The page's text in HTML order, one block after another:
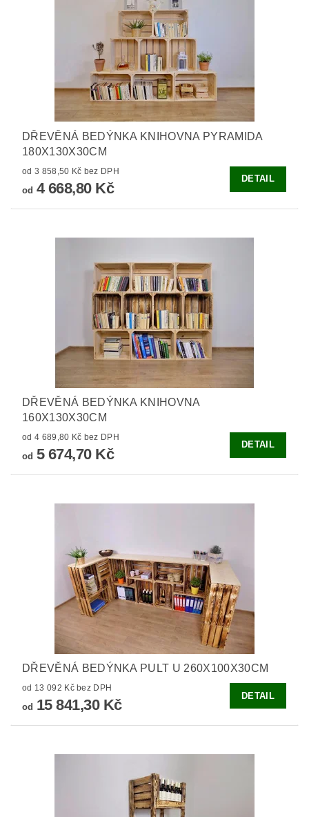
DŘEVĚNÁ BEDÝNKA KNIHOVNA PYRAMIDA
180X130X30CM
od 3 858,50 Kč bez DPH
od 4 668,80 Kč
DETAIL
DŘEVĚNÁ BEDÝNKA KNIHOVNA
160X130X30CM
od 4 689,80 Kč bez DPH
od 5 674,70 Kč
DETAIL
DŘEVĚNÁ BEDÝNKA PULT U 260X100X30CM
od 13 092 Kč bez DPH
od 15 841,30 Kč
DETAIL